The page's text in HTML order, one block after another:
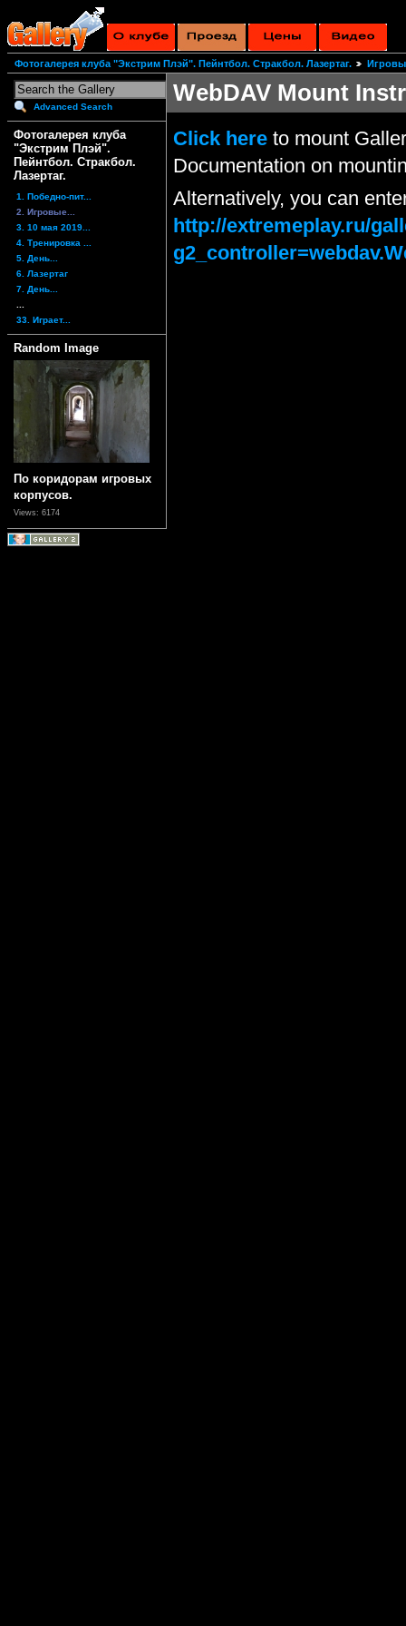
Фотогалерея клуба "Экстрим Плэй". Пейнтбол. Стракбол. Лазертаг.
Advanced Search
Фотогалерея клуба
"Экстрим Плэй".
Пейнтбол. Стракбол.
Лазертаг.
1. Победно-пит...
2. Игровые...
3. 10 мая 2019...
4. Тренировка ...
5. День...
6. Лазертаг
7. День...
33. Играет...
Random Image
По коридорам игровых
корпусов.
Views: 6174
WebDAV Mount
Click here to mount
Documentation on
Alternatively, you can
http://extremeplay.ru/